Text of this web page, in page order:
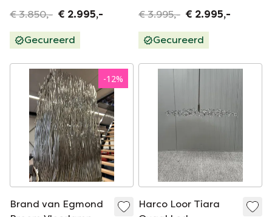
Hanglamp Wit
€ 3.850,- € 2.995,-
Gecureerd
Hanglamp Zwart
€ 3.995,- € 2.995,-
Gecureerd
-12%
Brand van Egmond
Harco Loor Tiara